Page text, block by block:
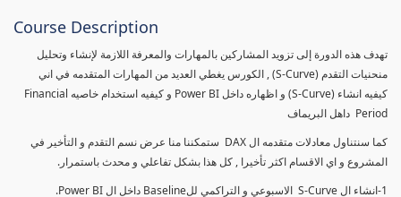
Course Description
تهدف هذه الدورة إلى تزويد المشاركين بالمهارات والمعرفة اللازمة لإنشاء وتحليل
منحنيات التقدم (S-Curve) , الكورس يغطي العديد من المهارات المتقدمه في اني
كيفيه انشاء (S-Curve) و اظهاره داخل Power BI و كيفيه استخدام خاصيه Financial
Period داهل البريماف
كما سنتناول معادلات متقدمه ال DAX ستمكننا منا عرض نسم التقدم و التأخير في
المشروع و اي الاقسام اكثر تأخيرا , كل هذا بشكل تفاعلي و محدث باستمرار.
1-انشاء ال S-Curve الاسبوعي و التراكمي للBaseline داخل ال Power BI.